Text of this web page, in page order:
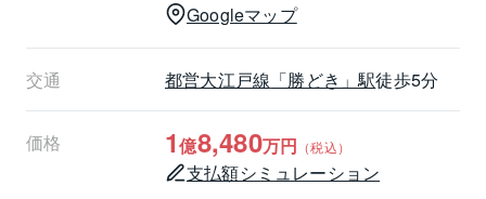
・スイッチ・コンセント交換
・建具交換
・給排水管交換
・ハウスクリーニング　・・・など
┏□ お部屋について
┗┻━━━━━━━━
Googleマップ
交通 都営大江戸線 「勝どき」駅徒歩5分
価格 1億8,480万円 （税込）
支払額シミュレーション